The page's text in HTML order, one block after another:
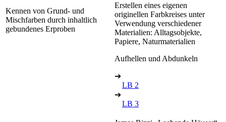
Kennen von Grund- und
Mischfarben durch inhaltlich
gebundenes Erproben
Erstellen eines eigenen
originellen Farbkreises unter
Verwendung verschiedener
Materialien: Alltagsobjekte,
Papiere, Naturmaterialien
Aufhellen und Abdunkeln
➔
LB 2
➔
LB 3